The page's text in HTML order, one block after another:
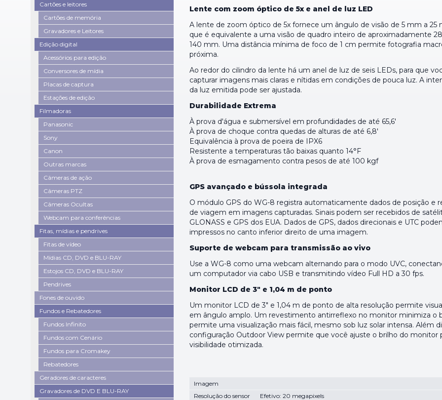
Cartões e leitores
Cartões de memória
Gravadores e Leitores
Edição digital
Acessórios para edição
Conversores de mídia
Placas de captura
Estações de edição
Filmadoras
Panasonic
Sony
Canon
Outras marcas
Câmeras de ação
Câmeras PTZ
Câmeras Ocultas
Webcam para conferências
Fitas, mídias e pendrives
Fitas de vídeo
Mídias CD, DVD e BLU-RAY
Estojos CD, DVD e BLU-RAY
Pendrives
Fones de ouvido
Fundos e Rebatedores
Fundos Infinito
Fundos com Cenário
Fundos para Cromakey
Rebatedores
Geradores de caracteres
Gravadores de DVD E BLU-RAY
Lente com zoom óptico de 5x e anel de luz LED
A lente de zoom óptico de 5x fornece um ângulo de visão de 5 mm a 25
que é equivalente a uma visão de quadro inteiro de aproximadamente
140 mm. Uma distância mínima de foco de 1 cm permite fotografia
próxima.
Ao redor do cilindro da lente há um anel de luz de seis LEDs, para que
capturar imagens mais claras e nítidas em condições de pouca luz. A
da luz emitida pode ser ajustada.
Durabilidade Extrema
À prova d'água e submersível em profundidades de até 65,6'
À prova de choque contra quedas de alturas de até 6,8'
Equivalência à prova de poeira de IPX6
Resistente a temperaturas tão baixas quanto 14°F
À prova de esmagamento contra pesos de até 100 kgf
GPS avançado e bússola integrada
O módulo GPS do WG-8 registra automaticamente dados de posição e
de viagem em imagens capturadas. Sinais podem ser recebidos de
GLONASS e GPS dos EUA. Dados de GPS, dados direcionais e UTC
impressos no canto inferior direito de uma imagem.
Suporte de webcam para transmissão ao vivo
Use a WG-8 como uma webcam alternando para o modo UVC,
um computador via cabo USB e transmitindo vídeo Full HD a 30 fps.
Monitor LCD de 3" e 1,04 m de ponto
Um monitor LCD de 3" e 1,04 m de ponto de alta resolução permite
em ângulo amplo. Um revestimento antirreflexo no monitor minimiza o
permite uma visualização mais fácil, mesmo sob luz solar intensa. Além
configuração Outdoor View permite que você ajuste o brilho do monitor
visibilidade otimizada.
Imagem
Resolução do sensor
Efetivo: 20 megapixels